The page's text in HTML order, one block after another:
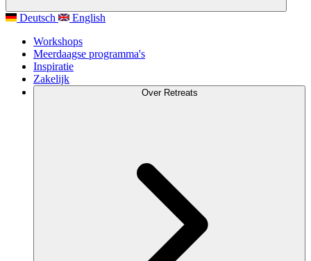
Deutsch
English
Workshops
Meerdaagse programma's
Inspiratie
Zakelijk
Over Retreats